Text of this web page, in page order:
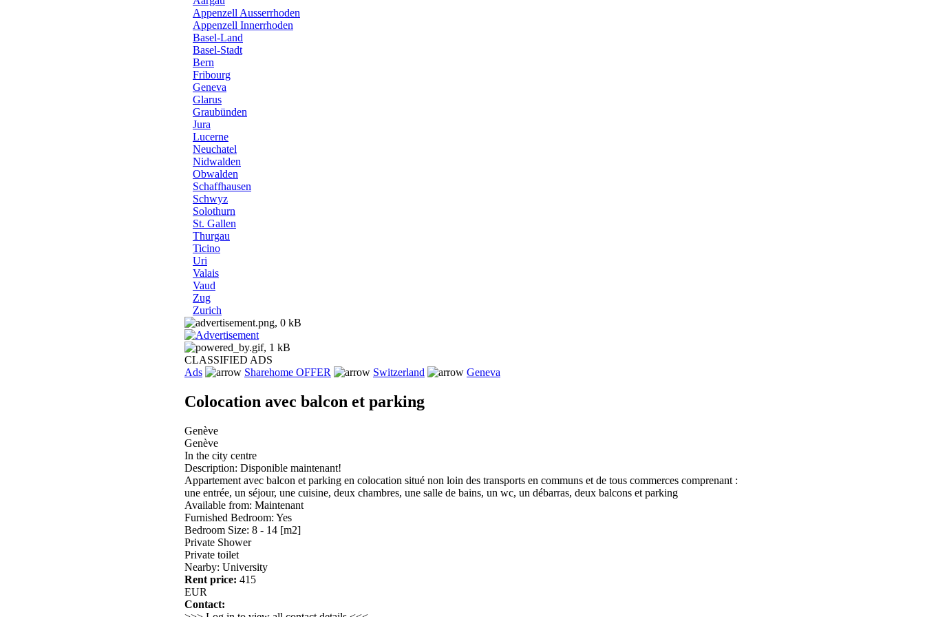
Appenzell Ausserrhoden
Appenzell Innerrhoden
Basel-Land
Basel-Stadt
Bern
Fribourg
Geneva
Glarus
Graubünden
Jura
Lucerne
Neuchatel
Nidwalden
Obwalden
Schaffhausen
Schwyz
Solothurn
St. Gallen
Thurgau
Ticino
Uri
Valais
Vaud
Zug
Zurich
CLASSIFIED ADS
Ads
Sharehome OFFER Switzerland Geneva
Colocation avec balcon et parking
Genève
Genève
In the city centre
Description: Disponible maintenant!
Appartement avec balcon et parking en colocation situé non loin des transports en communs et de tous commerces comprenant :
une entrée, un séjour, une cuisine, deux chambres, une salle de bains, un wc, un débarras, deux balcons et parking
Available from: Maintenant
Furnished Bedroom: Yes
Bedroom Size: 8 - 14 [m2]
Private Shower
Private toilet
Nearby: University
Rent price: 415
EUR
Contact: